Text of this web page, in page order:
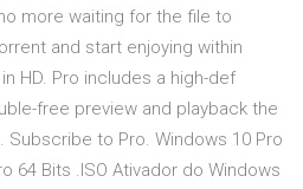
more waiting for the file to
and start enjoying within
HD. Pro includes a high-def
free preview and playback the
to Pro. Windows 10 Pro
64 Bits .ISO Ativador do Windows